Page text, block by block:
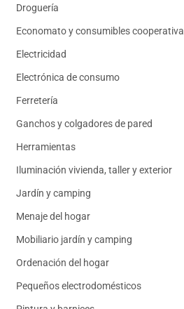
Droguería
Economato y consumibles cooperativa
Electricidad
Electrónica de consumo
Ferretería
Ganchos y colgadores de pared
Herramientas
Iluminación vivienda, taller y exterior
Jardín y camping
Menaje del hogar
Mobiliario jardín y camping
Ordenación del hogar
Pequeños electrodomésticos